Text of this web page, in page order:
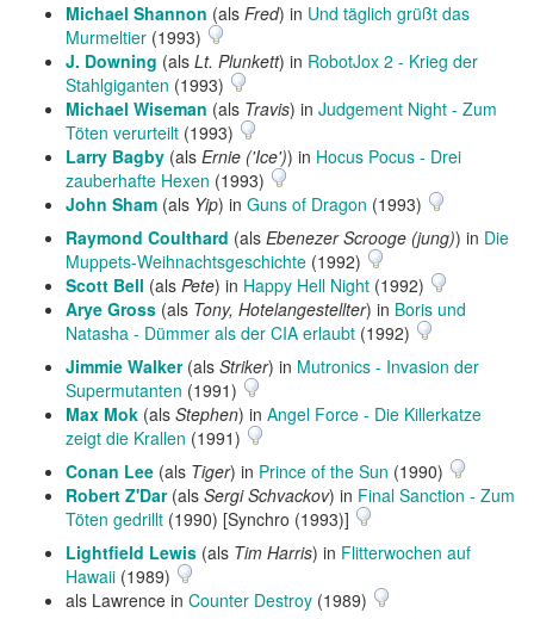
Michael Shannon (als Fred) in Und täglich grüßt das
Murmeltier (1993)
J. Downing (als Lt. Plunkett) in RobotJox 2 - Krieg der
Stahlgiganten (1993)
Michael Wiseman (als Travis) in Judgement Night - Zum
Töten verurteilt (1993)
Larry Bagby (als Ernie ('Ice')) in Hocus Pocus - Drei
zauberhafte Hexen (1993)
John Sham (als Yip) in Guns of Dragon (1993)
Raymond Coulthard (als Ebenezer Scrooge (jung)) in Die
Muppets-Weihnachtsgeschichte (1992)
Scott Bell (als Pete) in Happy Hell Night (1992)
Arye Gross (als Tony, Hotelangestellter) in Boris und
Natasha - Dümmer als der CIA erlaubt (1992)
Jimmie Walker(als Striker) in Mutronics - Invasion der
Supermutanten (1991)
Max Mok (als Stephen) in Angel Force - Die Killerkatze
zeigt die Krallen (1991)
Conan Lee (als Tiger) in Prince of the Sun (1990)
Robert Z'Dar(als Sergi Schvackov) in Final Sanction - Zum
Töten gedrillt (1990) [Synchro (1993)]
Lightfield Lewis (als Tim Harris) in Flitterwochen auf
Hawaii (1989)
als Lawrence in Counter Destroy (1989)